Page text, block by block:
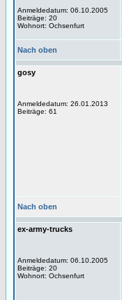
Anmeldedatum: 06.10.2005
Beiträge: 20
Wohnort: Ochsenfurt
Nach oben
gosy
Anmeldedatum: 26.01.2013
Beiträge: 61
Nach oben
ex-army-trucks
Anmeldedatum: 06.10.2005
Beiträge: 20
Wohnort: Ochsenfurt